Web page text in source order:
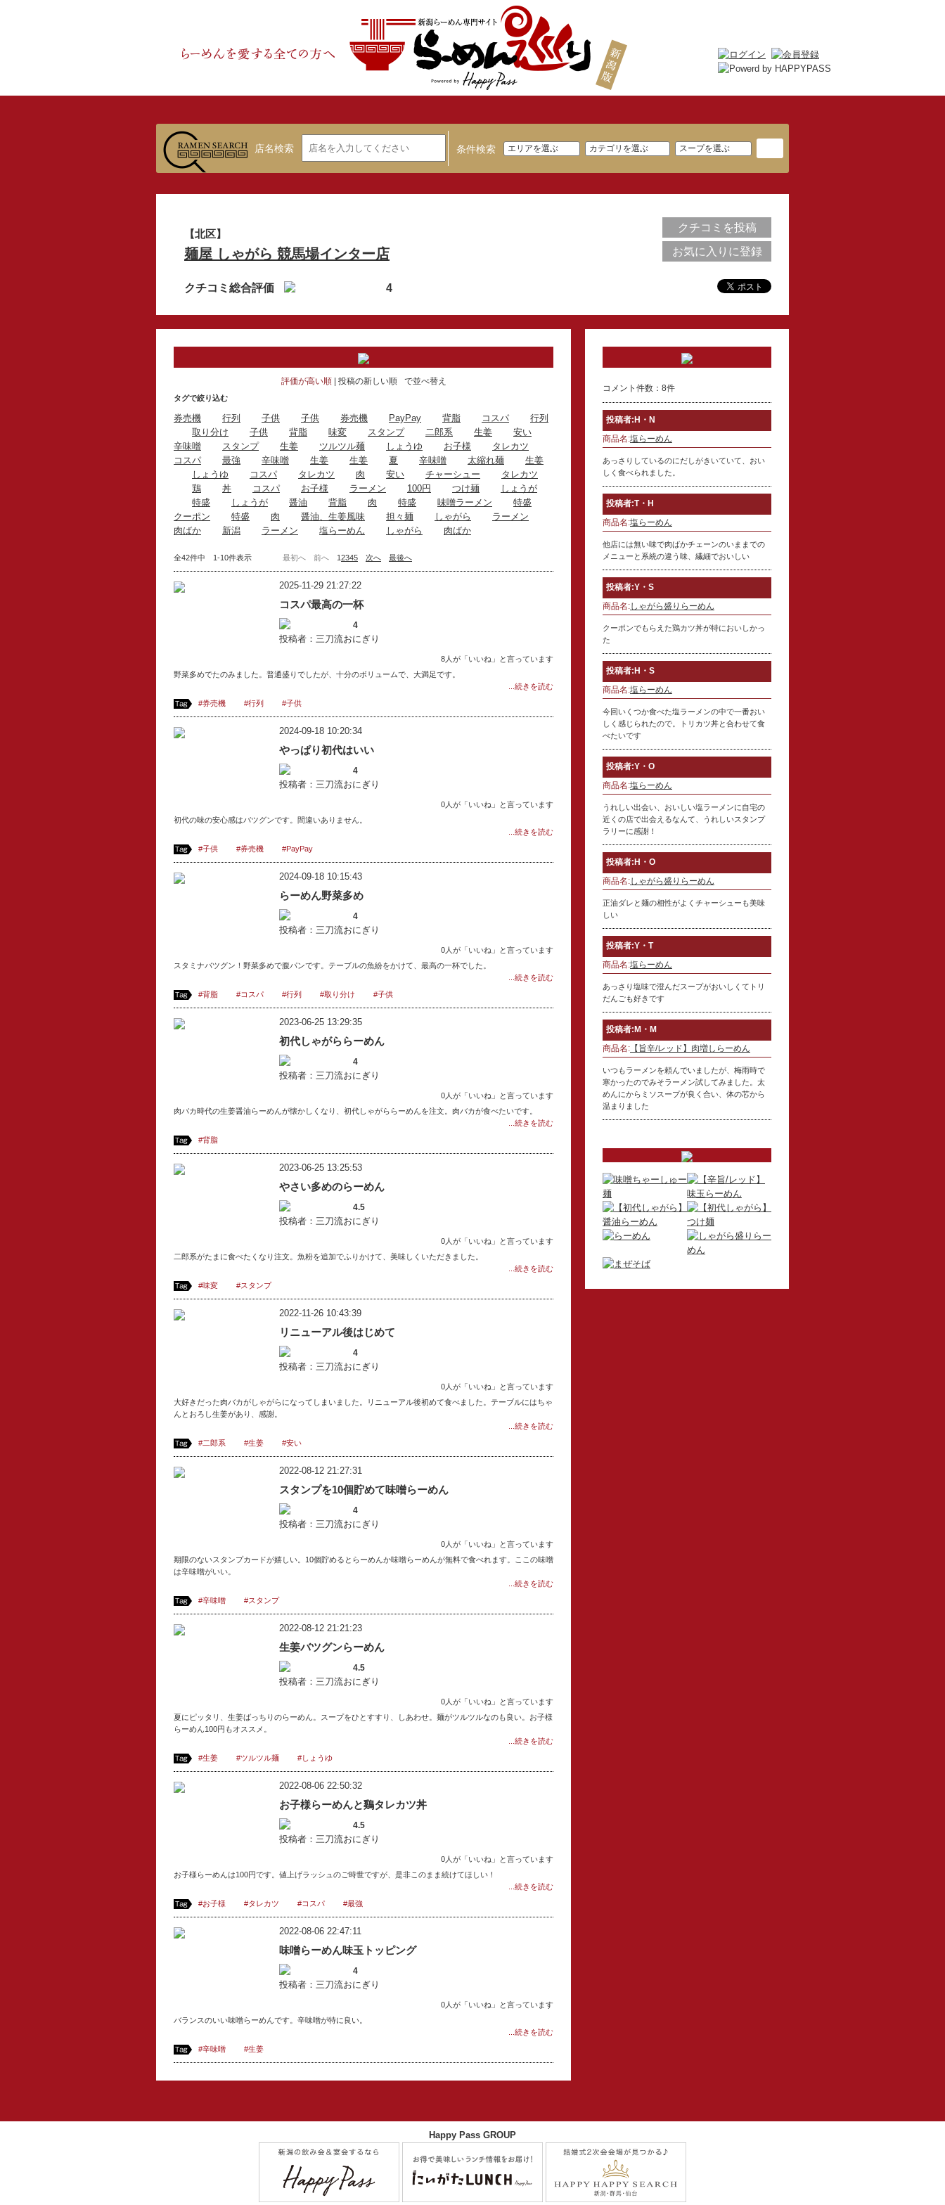
店名検索 条件検索
【北区】
麺屋 しゃがら 競馬場インター店
クチコミ総合評価 4
クチコミを投稿
お気に入りに登録
評価が高い順 投稿の新しい順 で並べ替え
タグで絞り込む
券売機 行列 子供 子供 券売機 PayPay 背脂 コスパ
行列
取り分け
子供 背脂 味変 スタンプ 二郎系 生姜
安い
辛味噌
スタンプ 生姜 ツルツル麺 しょうゆ お子様
タレカツ
コスパ
最強 辛味噌 生姜 生姜 夏 辛味噌 太縮れ麺
生姜
しょうゆ
コスパ タレカツ 肉 安い チャーシュー
タレカツ
鶏
丼 コスパ お子様 ラーメン 100円 つけ麺
しょうが
特盛
しょうが 醤油 背脂 肉 特盛 味噌ラーメン
特盛
クーポン
特盛 肉 醤油、生姜風味 担々麺 しゃがら
ラーメン
肉ばか
新潟 ラーメン 塩らーめん しゃがら 肉ばか
全42件中 1-10件表示 最初へ 前へ 12345 次へ 最後へ
2025-11-29 21:27:22
コスパ最高の一杯
4
投稿者：三刀流おにぎり
8人が「いいね」と言っています
野菜多めでたのみました。普通盛りでしたが、十分のボリュームで、大満足です。
...続きを読む
#券売機
#行列 #子供
2024-09-18 10:20:34
やっぱり初代はいい
4
投稿者：三刀流おにぎり
0人が「いいね」と言っています
初代の味の安心感はバツグンです。間違いありません。
...続きを読む
#子供
#券売機 #PayPay
2024-09-18 10:15:43
らーめん野菜多め
4
投稿者：三刀流おにぎり
0人が「いいね」と言っています
スタミナバツグン！野菜多めで腹パンです。テーブルの魚紛をかけて、最高の一杯でした。
...続きを読む
#背脂
#コスパ #行列 #取り分け #子供
2023-06-25 13:29:35
初代しゃがららーめん
4
投稿者：三刀流おにぎり
0人が「いいね」と言っています
肉バカ時代の生姜醤油らーめんが懐かしくなり、初代しゃがららーめんを注文。肉バカが食べたいです。
...続きを読む
#背脂
2023-06-25 13:25:53
やさい多めのらーめん
4.5
投稿者：三刀流おにぎり
0人が「いいね」と言っています
二郎系がたまに食べたくなり注文。魚粉を追加でふりかけて、美味しくいただきました。
...続きを読む
#味変
#スタンプ
2022-11-26 10:43:39
リニューアル後はじめて
4
投稿者：三刀流おにぎり
0人が「いいね」と言っています
大好きだった肉バカがしゃがらになってしまいました。リニューアル後初めて食べました。テーブルにはちゃ
んとおろし生姜があり、感謝。
...続きを読む
#二郎系
#生姜 #安い
2022-08-12 21:27:31
スタンプを10個貯めて味噌らーめん
4
投稿者：三刀流おにぎり
0人が「いいね」と言っています
期限のないスタンプカードが嬉しい。10個貯めるとらーめんか味噌らーめんが無料で食べれます。ここの味噌
は辛味噌がいい。
...続きを読む
#辛味噌
#スタンプ
2022-08-12 21:21:23
生姜バツグンらーめん
4.5
投稿者：三刀流おにぎり
0人が「いいね」と言っています
夏にピッタリ、生姜ばっちりのらーめん。スープをひとすすり、しあわせ。麺がツルツルなのも良い。お子様
らーめん100円もオススメ。
...続きを読む
#生姜
#ツルツル麺 #しょうゆ
2022-08-06 22:50:32
お子様らーめんと鷄タレカツ丼
4.5
投稿者：三刀流おにぎり
0人が「いいね」と言っています
お子様らーめんは100円です。値上げラッシュのご時世ですが、是非このまま続けてほしい！
...続きを読む
#お子様
#タレカツ #コスパ #最強
2022-08-06 22:47:11
味噌らーめん味玉トッピング
4
投稿者：三刀流おにぎり
0人が「いいね」と言っています
バランスのいい味噌らーめんです。辛味噌が特に良い。
...続きを読む
#辛味噌
#生姜
コメント件数：8件
投稿者:H・N
商品名:塩らーめん
あっさりしているのにだしがきいていて、おい
しく食べられました。
投稿者:T・H
商品名:塩らーめん
他店には無い味で肉ばかチェーンのいままでの
メニューと系統の違う味、繊細でおいしい
投稿者:Y・S
商品名:しゃがら盛りらーめん
クーポンでもらえた鶏カツ丼が特においしかっ
た
投稿者:H・S
商品名:塩らーめん
今回いくつか食べた塩ラーメンの中で一番おい
しく感じられたので。トリカツ丼と合わせて食
べたいです
投稿者:Y・O
商品名:塩らーめん
うれしい出会い、おいしい塩ラーメンに自宅の
近くの店で出会えるなんて、うれしいスタンプ
ラリーに感謝！
投稿者:H・O
商品名:しゃがら盛りらーめん
正油ダレと麺の相性がよくチャーシューも美味
しい
投稿者:Y・T
商品名:塩らーめん
あっさり塩味で澄んだスープがおいしくてトリ
だんごも好きです
投稿者:M・M
商品名: 【旨辛/レッド】肉増しらーめん
いつもラーメンを頼んでいましたが、梅雨時で
寒かったのでみそラーメン試してみました。太
めんにからミソスープが良く合い、体の芯から
温まりました
Happy Pass GROUP